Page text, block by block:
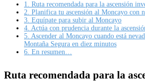
1. Ruta recomendada para la ascensión
2. Planifica tu ascensión al Moncayo con
3. Equípate para subir al Moncayo
4. Actúa con prudencia durante la
5. Ascender al Moncayo cuando está
Montaña Segura en diez minutos
6. En resumen…
Ruta recomendada para la